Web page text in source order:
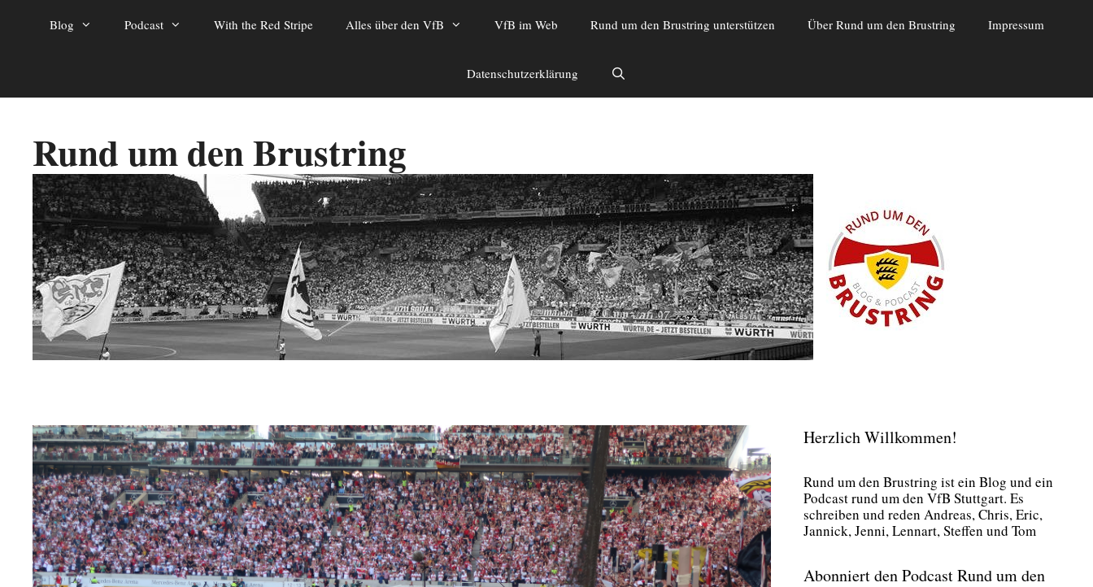
Blog Podcast With the Red Stripe Alles über den VfB VfB im Web Rund um den Brustring unterstützen Über Rund um den Brustring Impressum
Datenschutzerklärung
Rund um den Brustring
Herzlich Willkommen!
Rund um den Brust­ring ist ein Blog und ein
Pod­cast rund um den VfB Stutt­gart. Es
schrei­ben und reden Andre­as, Chris, Eric,
Jan­nick, Jen­ni, Lenn­art, Stef­fen und Tom
Abonniert den Podcast Rund um den